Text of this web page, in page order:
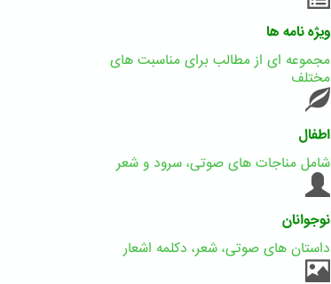
ویژه نامه ها
مجموعه ای از مطالب برای مناسبت های
مختلف
اطفال
شامل مناجات های صوتی، سرود و شعر
نوجوانان
داستان های صوتی، شعر، دکلمه اشعار